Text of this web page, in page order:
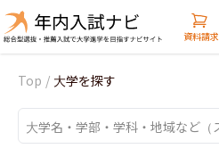
資料請求
Top / 大学を探す